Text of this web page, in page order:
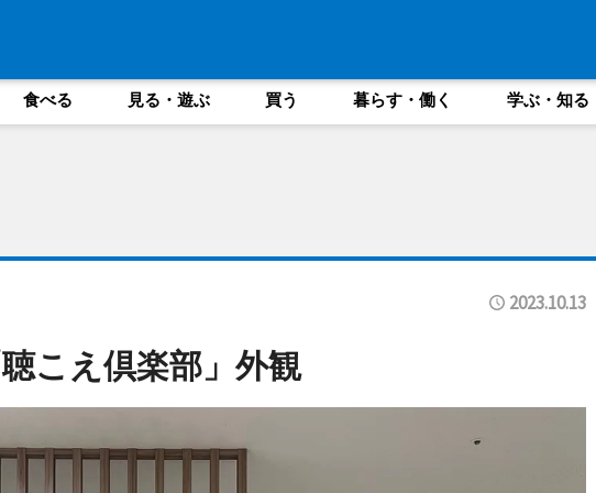
食べる 見る・遊ぶ 買う 暮らす・働く 学ぶ・知る
2023.10.13
こえ倶楽部」外観